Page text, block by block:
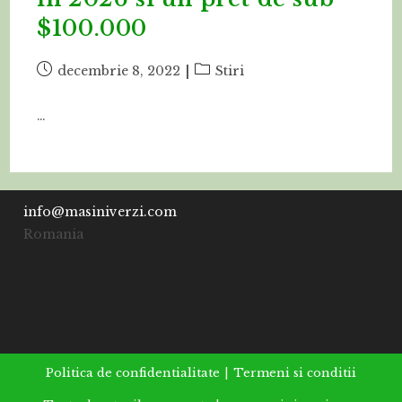
$100.000
Postdecembrie 8, 2022
PostStiri
…
info@masiniverzi.com
Romania
Politica de confidentialitate Termeni si conditii